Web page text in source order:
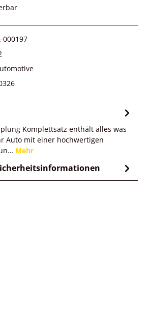
000197
Komplettsatz enthält alles was
Auto mit einer hochwertigen
Mehr